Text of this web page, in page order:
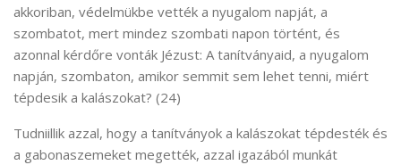
akkoriban, védelmükbe vették a nyugalom napját, a
szombatot, mert mindez szombati napon történt, és
azonnal kérdőre vonták Jézust: A tanítványaid, a nyugalom
napján, szombaton, amikor semmit sem lehet tenni, miért
tépdesik a kalászokat? (24)
Tudniillik azzal, hogy a tanítványok a kalászokat tépdesték és
a gabonaszemeket megették, azzal igazából munkát